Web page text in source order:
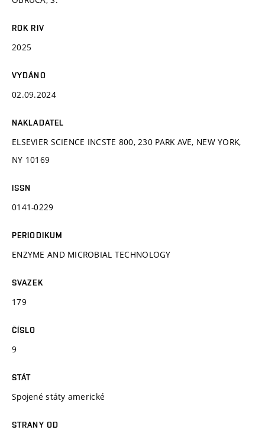
ROK RIV
2025
VYDÁNO
02.09.2024
NAKLADATEL
ELSEVIER SCIENCE INCSTE 800, 230 PARK AVE, NEW YORK,
NY 10169
ISSN
0141-0229
PERIODIKUM
ENZYME AND MICROBIAL TECHNOLOGY
SVAZEK
179
ČÍSLO
9
STÁT
Spojené státy americké
STRANY OD